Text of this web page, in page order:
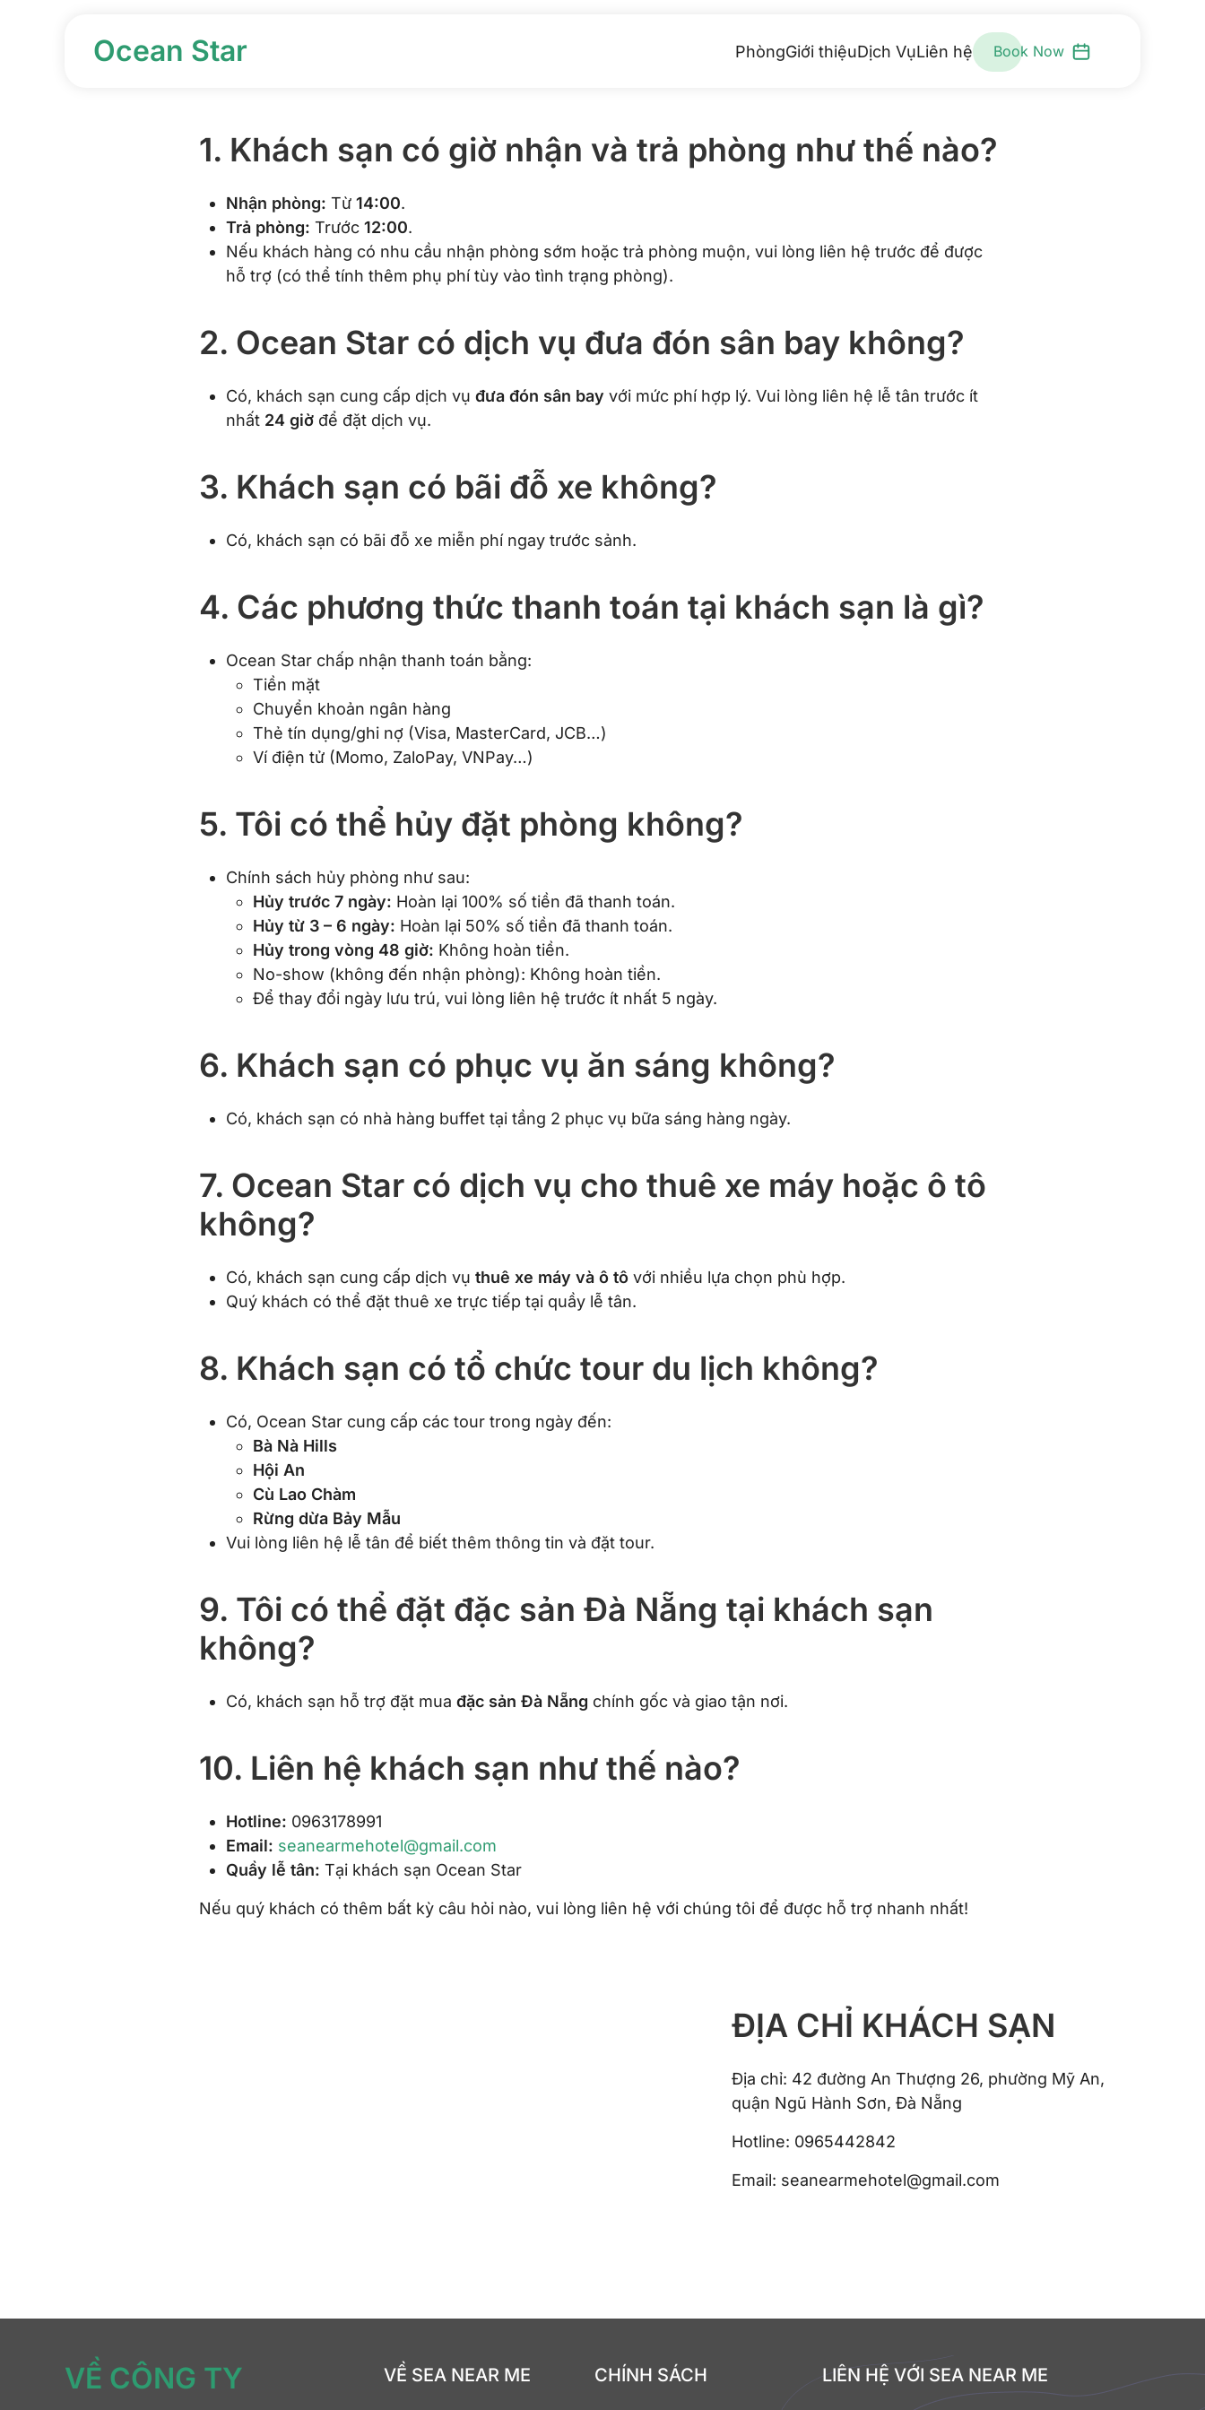
Skip to main content
Ocean Star PhòngGiới thiệuDịch VụLiên hệ Book Now
1. Khách sạn có giờ nhận và trả phòng như thế nào?
Nhận phòng: Từ 14:00.
Trả phòng: Trước 12:00.
Nếu khách hàng có nhu cầu nhận phòng sớm hoặc trả phòng muộn, vui lòng liên hệ trước để được
hỗ trợ (có thể tính thêm phụ phí tùy vào tình trạng phòng).
2. Ocean Star có dịch vụ đưa đón sân bay không?
Có, khách sạn cung cấp dịch vụ đưa đón sân bay với mức phí hợp lý. Vui lòng liên hệ lễ tân trước ít
nhất 24 giờ để đặt dịch vụ.
3. Khách sạn có bãi đỗ xe không?
Có, khách sạn có bãi đỗ xe miễn phí ngay trước sảnh.
4. Các phương thức thanh toán tại khách sạn là gì?
Ocean Star chấp nhận thanh toán bằng:
Tiền mặt
Chuyển khoản ngân hàng
Thẻ tín dụng/ghi nợ (Visa, MasterCard, JCB…)
Ví điện tử (Momo, ZaloPay, VNPay…)
5. Tôi có thể hủy đặt phòng không?
Chính sách hủy phòng như sau:
Hủy trước 7 ngày: Hoàn lại 100% số tiền đã thanh toán.
Hủy từ 3 – 6 ngày: Hoàn lại 50% số tiền đã thanh toán.
Hủy trong vòng 48 giờ: Không hoàn tiền.
No-show (không đến nhận phòng): Không hoàn tiền.
Để thay đổi ngày lưu trú, vui lòng liên hệ trước ít nhất 5 ngày.
6. Khách sạn có phục vụ ăn sáng không?
Có, khách sạn có nhà hàng buffet tại tầng 2 phục vụ bữa sáng hàng ngày.
7. Ocean Star có dịch vụ cho thuê xe máy hoặc ô tô
không?
Có, khách sạn cung cấp dịch vụ thuê xe máy và ô tô với nhiều lựa chọn phù hợp.
Quý khách có thể đặt thuê xe trực tiếp tại quầy lễ tân.
8. Khách sạn có tổ chức tour du lịch không?
Có, Ocean Star cung cấp các tour trong ngày đến:
Bà Nà Hills
Hội An
Cù Lao Chàm
Rừng dừa Bảy Mẫu
Vui lòng liên hệ lễ tân để biết thêm thông tin và đặt tour.
9. Tôi có thể đặt đặc sản Đà Nẵng tại khách sạn
không?
Có, khách sạn hỗ trợ đặt mua đặc sản Đà Nẵng chính gốc và giao tận nơi.
10. Liên hệ khách sạn như thế nào?
Hotline: 0963178991
Email: seanearmehotel@gmail.com
Quầy lễ tân: Tại khách sạn Ocean Star
Nếu quý khách có thêm bất kỳ câu hỏi nào, vui lòng liên hệ với chúng tôi để được hỗ trợ nhanh nhất!
ĐỊA CHỈ KHÁCH SẠN
Địa chỉ: 42 đường An Thượng 26, phường Mỹ An,
quận Ngũ Hành Sơn, Đà Nẵng
Hotline: 0965442842
Email: seanearmehotel@gmail.com
VỀ CÔNG TY VỀ SEA NEAR ME CHÍNH SÁCH LIÊN HỆ VỚI SEA NEAR ME